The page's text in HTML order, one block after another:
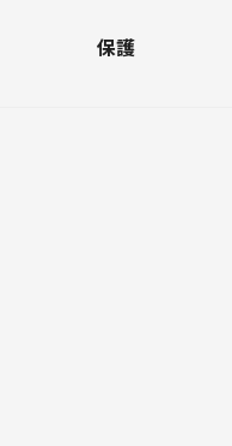
保護